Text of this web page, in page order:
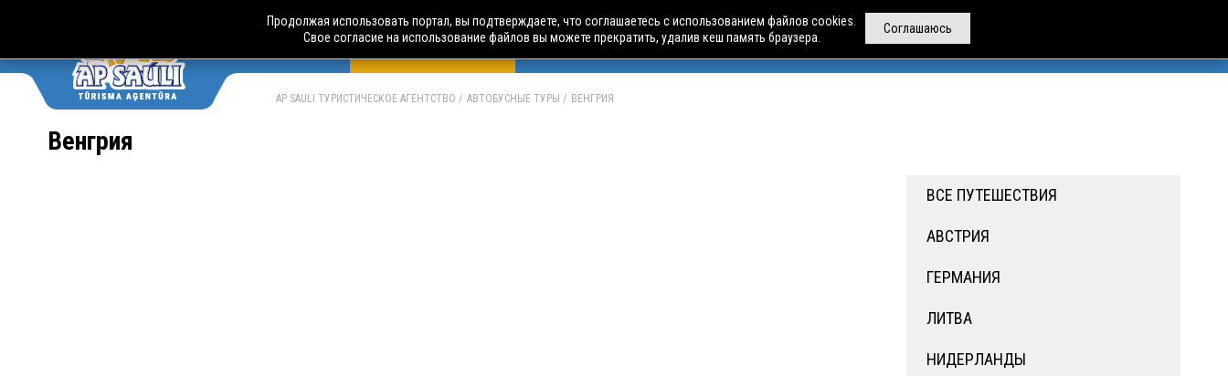
АВТОБУСНЫЕ ТУРЫ АВИА ПУТЕШЕСТВИЯ ЧАРТЕРЫ АРЕНДА АВТОБУСОВ
AP SAULI ТУРИСТИЧЕСКОЕ АГЕНТСТВО АВТОБУСНЫЕ ТУРЫ ВЕНГРИЯ
Венгрия
ВСЕ ПУТЕШЕСТВИЯ
АВСТРИЯ
ГЕРМАНИЯ
ЛИТВА
НИДЕРЛАНДЫ
Соглашаюсь
Продолжая использовать портал, вы подтверждаете, что соглашаетесь с использованием файлов cookies.
Свое согласие на использование файлов вы можете прекратить, удалив кеш память браузера.